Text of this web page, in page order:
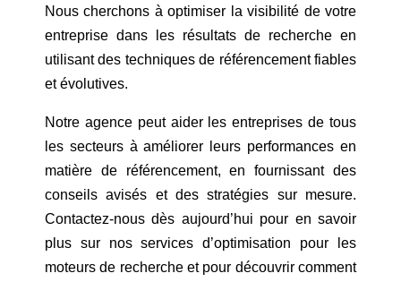
Nous cherchons à optimiser la visibilité de votre
entreprise dans les résultats de recherche en
utilisant des techniques de référencement fiables
et évolutives.
Notre agence peut aider les entreprises de tous
les secteurs à améliorer leurs performances en
matière de référencement, en fournissant des
conseils avisés et des stratégies sur mesure.
Contactez-nous dès aujourd’hui pour en savoir
plus sur nos services d’optimisation pour les
moteurs de recherche et pour découvrir comment